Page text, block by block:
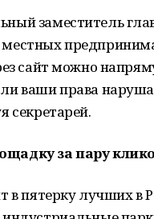
заместитель
сайт можно
ваши права
секретарей.
за пару
в пятерку лучших в